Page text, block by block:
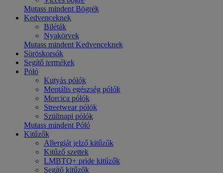
Mutass mindent Bögrék
Kedvenceknek
Biléták
Nyakörvek
Mutass mindent Kedvenceknek
Söröskorsók
Segítő termékek
Póló
Kutyás pólók
Mentális egészség pólók
Morcica pólók
Streetwear pólók
Szülinapi pólók
Mutass mindent Póló
Kitűzők
Allergiát jelző kitűzők
Kitűző szettek
LMBTQ+ pride kitűzők
Segítő kitűzők